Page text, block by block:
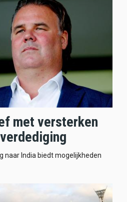
met versterken
naar India biedt mogelijkheden